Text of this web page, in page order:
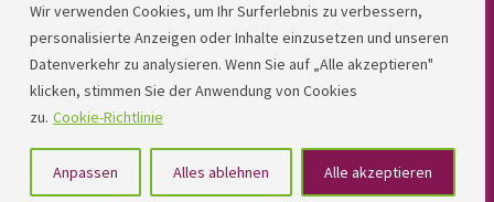
Wir verwenden Cookies, um Ihr Surferlebnis zu verbessern,
personalisierte Anzeigen oder Inhalte einzusetzen und unseren
Datenverkehr zu analysieren. Wenn Sie auf „Alle akzeptieren"
klicken, stimmen Sie der Anwendung von Cookies
zu. Cookie-Richtlinie
Anpassen Alles ablehnen Alle akzeptieren
LINDNER. 2026 | Powered by
Kontakt
Datenschutzerklärung